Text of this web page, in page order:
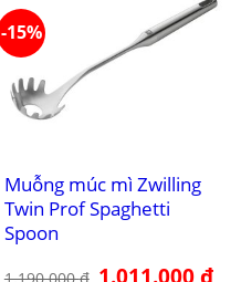
-15%
Muỗng múc mì Zwilling
Twin Prof Spaghetti
Spoon
Giá Giá